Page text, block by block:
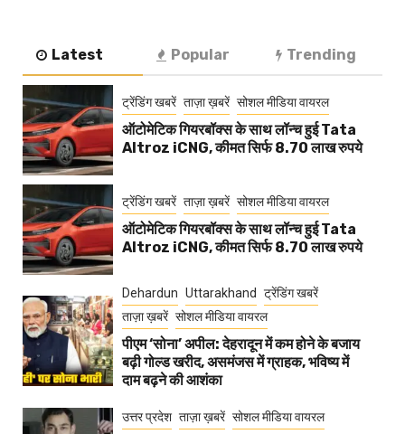
Latest Popular Trending
ट्रेंडिंग खबरें ताज़ा ख़बरें सोशल मीडिया वायरल
ऑटोमेटिक गियरबॉक्स के साथ लॉन्च हुई Tata
Altroz iCNG, कीमत सिर्फ 8.70 लाख रुपये
ट्रेंडिंग खबरें ताज़ा ख़बरें सोशल मीडिया वायरल
ऑटोमेटिक गियरबॉक्स के साथ लॉन्च हुई Tata
Altroz iCNG, कीमत सिर्फ 8.70 लाख रुपये
Dehardun Uttarakhand
ट्रेंडिंग खबरें
ताज़ा ख़बरें सोशल मीडिया वायरल
पीएम ‘सोना’ अपील: देहरादून में कम होने के बजाय
बढ़ी गोल्ड खरीद, असमंजस में ग्राहक, भविष्य में
दाम बढ़ने की आशंका
उत्तर प्रदेश ताज़ा ख़बरें सोशल मीडिया वायरल